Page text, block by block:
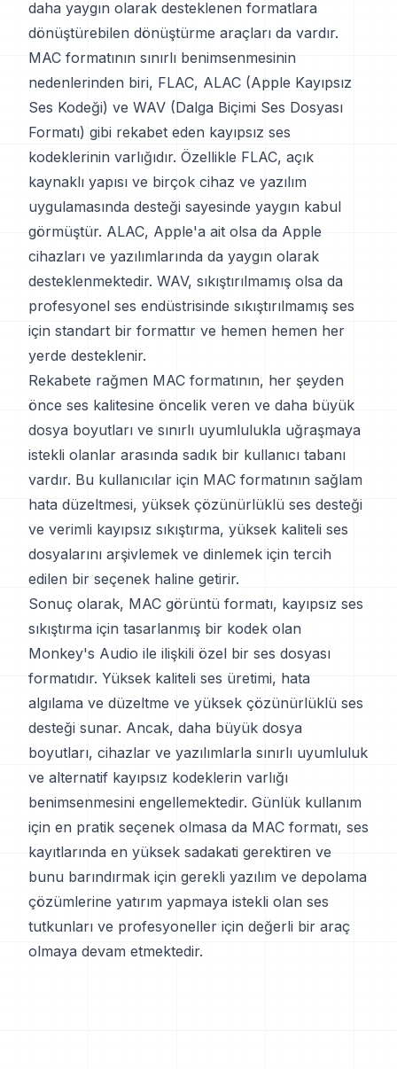
daha yaygın olarak desteklenen formatlara
dönüştürebilen dönüştürme araçları da vardır.
MAC formatının sınırlı benimsenmesinin
nedenlerinden biri, FLAC, ALAC (Apple Kayıpsız
Ses Kodeği) ve WAV (Dalga Biçimi Ses Dosyası
Formatı) gibi rekabet eden kayıpsız ses
kodeklerinin varlığıdır. Özellikle FLAC, açık
kaynaklı yapısı ve birçok cihaz ve yazılım
uygulamasında desteği sayesinde yaygın kabul
görmüştür. ALAC, Apple'a ait olsa da Apple
cihazları ve yazılımlarında da yaygın olarak
desteklenmektedir. WAV, sıkıştırılmamış olsa da
profesyonel ses endüstrisinde sıkıştırılmamış ses
için standart bir formattır ve hemen hemen her
yerde desteklenir.
Rekabete rağmen MAC formatının, her şeyden
önce ses kalitesine öncelik veren ve daha büyük
dosya boyutları ve sınırlı uyumlulukla uğraşmaya
istekli olanlar arasında sadık bir kullanıcı tabanı
vardır. Bu kullanıcılar için MAC formatının sağlam
hata düzeltmesi, yüksek çözünürlüklü ses desteği
ve verimli kayıpsız sıkıştırma, yüksek kaliteli ses
dosyalarını arşivlemek ve dinlemek için tercih
edilen bir seçenek haline getirir.
Sonuç olarak, MAC görüntü formatı, kayıpsız ses
sıkıştırma için tasarlanmış bir kodek olan
Monkey's Audio ile ilişkili özel bir ses dosyası
formatıdır. Yüksek kaliteli ses üretimi, hata
algılama ve düzeltme ve yüksek çözünürlüklü ses
desteği sunar. Ancak, daha büyük dosya
boyutları, cihazlar ve yazılımlarla sınırlı uyumluluk
ve alternatif kayıpsız kodeklerin varlığı
benimsenmesini engellemektedir. Günlük kullanım
için en pratik seçenek olmasa da MAC formatı, ses
kayıtlarında en yüksek sadakati gerektiren ve
bunu barındırmak için gerekli yazılım ve depolama
çözümlerine yatırım yapmaya istekli olan ses
tutkunları ve profesyoneller için değerli bir araç
olmaya devam etmektedir.